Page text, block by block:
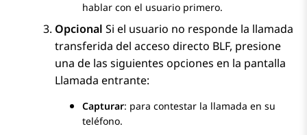
hablar con el usuario primero.
Opcional Si el usuario no responde la llamada
transferida del acceso directo BLF, presione
una de las siguientes opciones en la pantalla
Llamada entrante:
Capturar: para contestar la llamada en su
teléfono.